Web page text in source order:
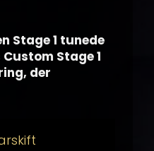
Stage 1 tunede
Stage 1
der